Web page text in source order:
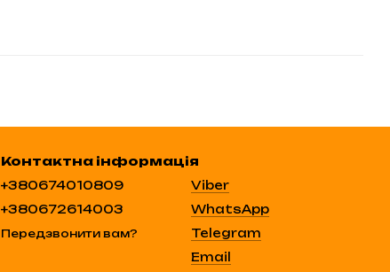
Контактна інформація
+380674010809
+380672614003
Передзвонити вам?
Viber
WhatsApp
Telegram
Email